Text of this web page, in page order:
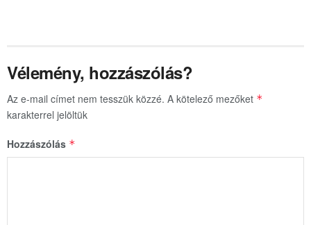
Vélemény, hozzászólás?
Az e-mail címet nem tesszük közzé. A kötelező mezőket *
karakterrel jelöltük
Hozzászólás *